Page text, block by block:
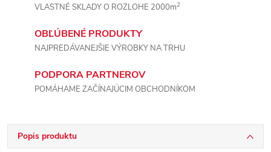
VLASTNÉ SKLADY O ROZLOHE 2000m2
OBĽÚBENÉ PRODUKTY
NAJPREDÁVANEJŠIE VÝROBKY NA TRHU
PODPORA PARTNEROV
POMÁHAME ZAČÍNAJÚCIM OBCHODNÍKOM
Popis produktu